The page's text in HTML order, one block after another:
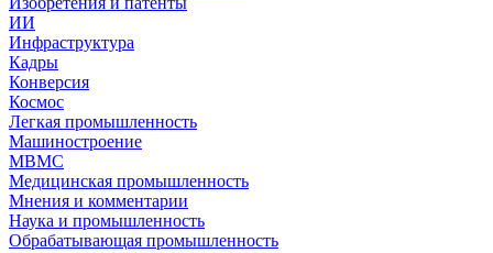
ИИ
Инфраструктура
Кадры
Конверсия
Космос
Легкая промышленность
Машиностроение
МВМС
Медицинская промышленность
Мнения и комментарии
Наука и промышленность
Обрабатывающая промышленность